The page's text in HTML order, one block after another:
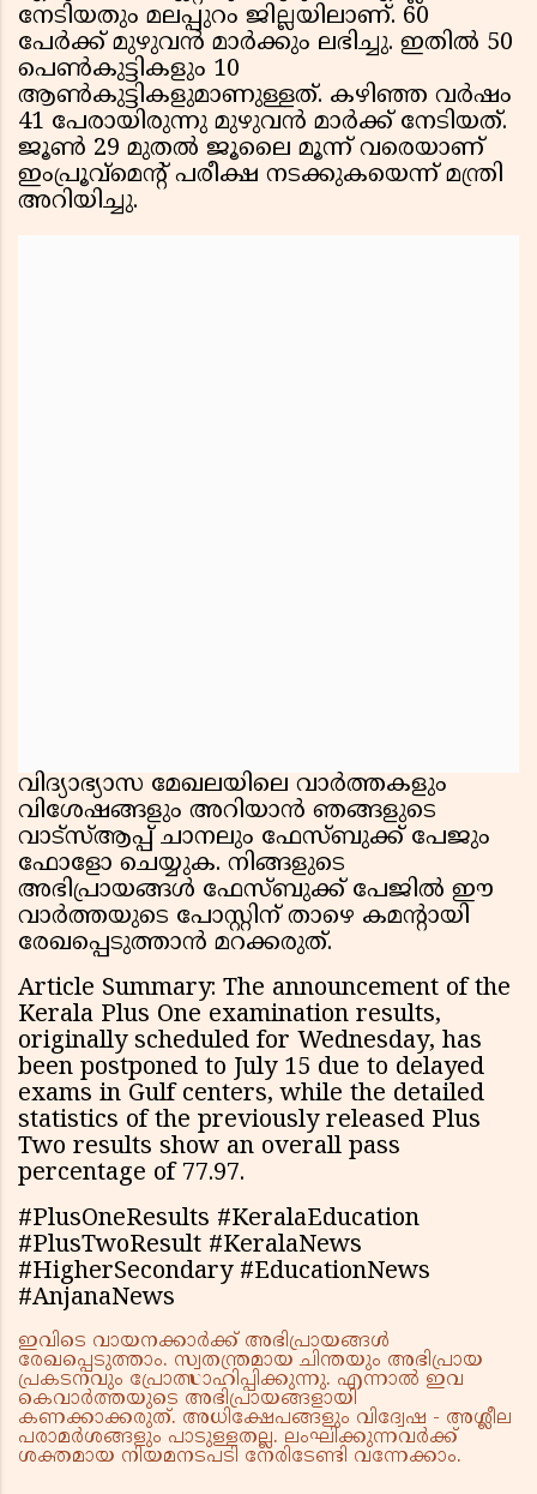
നേടിയതും മലപ്പുറം ജില്ലയിലാണ്. 60
പേർക്ക് മുഴുവൻ മാർക്കും ലഭിച്ചു. ഇതിൽ 50
പെൺകുട്ടികളും 10
ആൺകുട്ടികളുമാണുള്ളത്. കഴിഞ്ഞ വർഷം
41 പേരായിരുന്നു മുഴുവൻ മാർക്ക് നേടിയത്.
ജൂൺ 29 മുതൽ ജൂലൈ മൂന്ന് വരെയാണ്
ഇംപ്രൂവ്മെന്റ് പരീക്ഷ നടക്കുകയെന്ന് മന്ത്രി
അറിയിച്ചു.
വിദ്യാഭ്യാസ മേഖലയിലെ വാർത്തകളും
വിശേഷങ്ങളും അറിയാൻ ഞങ്ങളുടെ
വാട്സ്ആപ്പ് ചാനലും ഫേസ്ബുക്ക് പേജും
ഫോളോ ചെയ്യുക. നിങ്ങളുടെ
അഭിപ്രായങ്ങൾ ഫേസ്ബുക്ക് പേജിൽ ഈ
വാർത്തയുടെ പോസ്റ്റിന് താഴെ കമന്റായി
രേഖപ്പെടുത്താൻ മറക്കരുത്.
Article Summary: The announcement of the
Kerala Plus One examination results,
originally scheduled for Wednesday, has
been postponed to July 15 due to delayed
exams in Gulf centers, while the detailed
statistics of the previously released Plus
Two results show an overall pass
percentage of 77.97.
#PlusOneResults #KeralaEducation
#PlusTwoResult #KeralaNews
#HigherSecondary #EducationNews
#AnjanaNews
ഇവിടെ വായനക്കാർക്ക് അഭിപ്രായങ്ങൾ
രേഖപ്പെടുത്താം. സ്വതന്ത്രമായ ചിന്തയും അഭിപ്രായ
പ്രകടനവും പ്രോത്സാഹിപ്പിക്കുന്നു. എന്നാൽ ഇവ
കെവാർത്തയുടെ അഭിപ്രായങ്ങളായി
കണക്കാക്കരുത്. അധിക്ഷേപങ്ങളും വിദ്വേഷ - അശ്ലീല
പരാമർശങ്ങളും പാടുള്ളതല്ല. ലംഘിക്കുന്നവർക്ക്
ശക്തമായ നിയമനടപടി നേരിടേണ്ടി വന്നേക്കാം.